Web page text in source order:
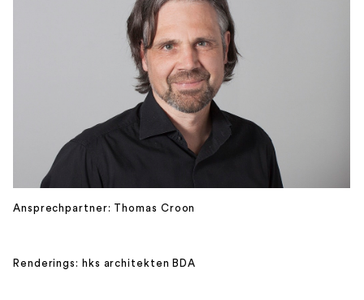
Ansprechpartner: Thomas Croon
Renderings: hks architekten BDA